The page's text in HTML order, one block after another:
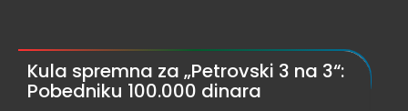
Kula spremna za „Petrovski 3 na 3“:
Pobedniku 100.000 dinara